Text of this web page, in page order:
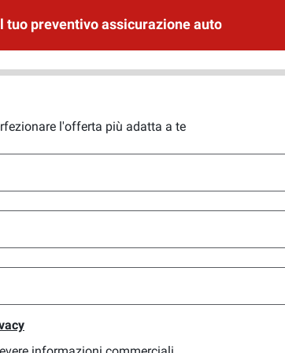
tuo preventivo assicurazione auto
l'offerta più adatta a te
, (scarica il documento)